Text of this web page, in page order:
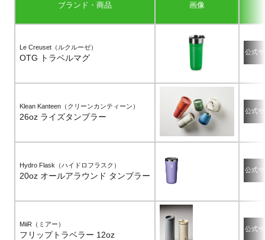
ブランド・商品 画像
Le Creuset（ルクルーゼ）
OTG トラベルマグ
公式
Klean Kanteen（クリーンカンティーン）
26oz ライズタンブラー
公式
Hydro Flask（ハイドロフラスク）
20oz オールアラウンド タンブラー
公式
MiiR（ミアー）
フリップトラベラー 12oz
公式